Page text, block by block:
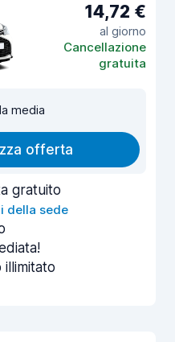
14,72 €
al giorno
Cancellazione
gratuita
media
offerta
gratuito
della sede
illimitato